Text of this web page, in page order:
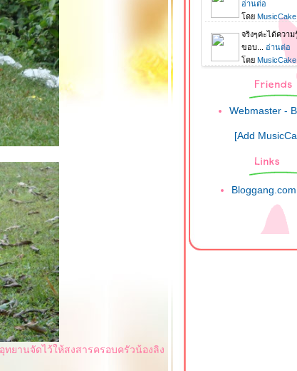
ยานจัดไว้ให้สงสารครอบครัวน้องลิง
Webmaster -
[Add
Bloggang.com